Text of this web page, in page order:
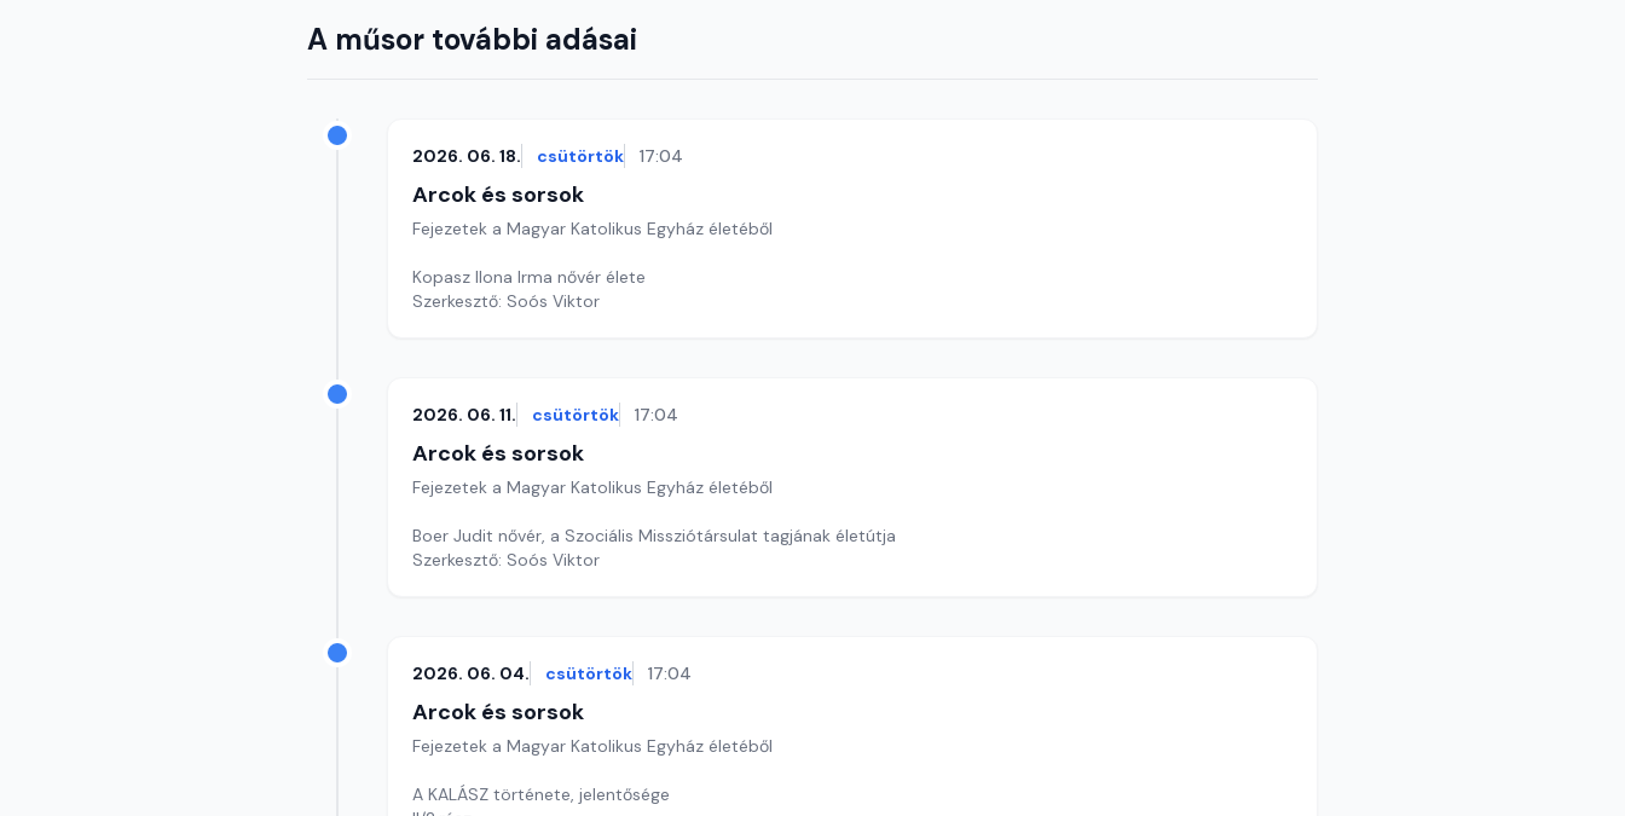
A műsor további adásai
2026. 06. 18. csütörtök 17:04
Arcok és sorsok
Fejezetek a Magyar Katolikus Egyház életéből
Kopasz Ilona Irma nővér élete
Szerkesztő: Soós Viktor
2026. 06. 11. csütörtök 17:04
Arcok és sorsok
Fejezetek a Magyar Katolikus Egyház életéből
Boer Judit nővér, a Szociális Missziótársulat tagjának életútja
Szerkesztő: Soós Viktor
2026. 06. 04. csütörtök 17:04
Arcok és sorsok
Fejezetek a Magyar Katolikus Egyház életéből
A KALÁSZ története, jelentősége